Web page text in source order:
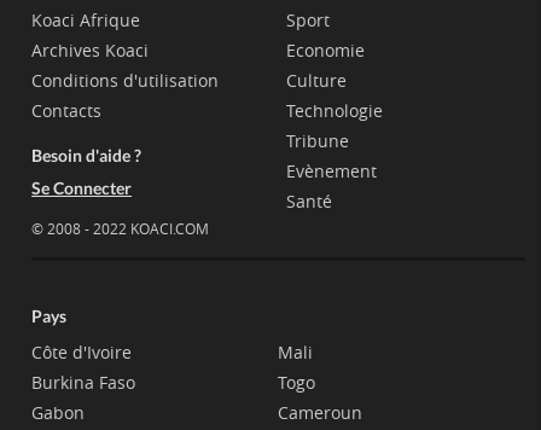
Koaci Afrique
Archives Koaci
Conditions d'utilisation
Contacts
Besoin d'aide ?
Se Connecter
© 2008 - 2022 KOACI.COM
Sport
Economie
Culture
Technologie
Tribune
Evènement
Santé
Pays
Côte d'Ivoire
Burkina Faso
Gabon
Mali
Togo
Cameroun